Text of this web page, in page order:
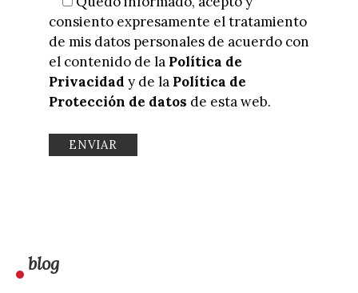
consiento expresamente el tratamiento
de mis datos personales de acuerdo con
el contenido de la Política de
Privacidad y de la Política de
Protección de datos de esta web.
blog